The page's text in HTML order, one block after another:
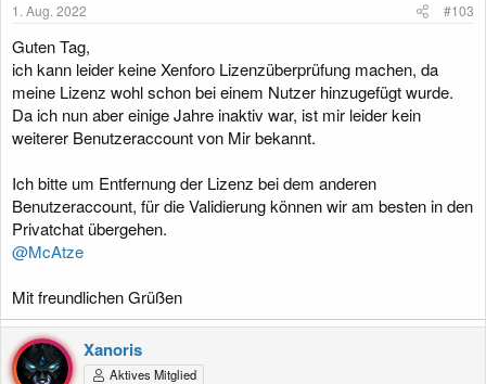
n
1. Aug. 2022 #103
Guten Tag,
ich kann leider keine Xenforo Lizenzüberprüfung machen, da
meine Lizenz wohl schon bei einem Nutzer hinzugefügt wurde.
Da ich nun aber einige Jahre inaktiv war, ist mir leider kein
weiterer Benutzeraccount von Mir bekannt.
Ich bitte um Entfernung der Lizenz bei dem anderen
Benutzeraccount, für die Validierung können wir am besten in den
Privatchat übergehen.
@McAtze
Mit freundlichen Grüßen
Xanoris
Aktives Mitglied